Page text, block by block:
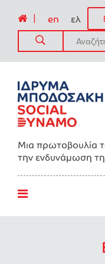
en ελ
Μια πρωτοβουλία
την ενδυνάμωση